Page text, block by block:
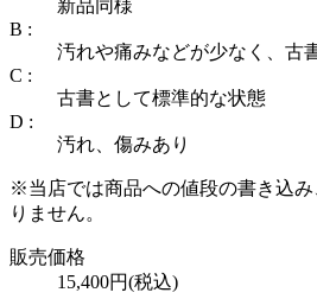
新品同様
B :
汚れや痛みなどが少なく、古
C :
古書として標準的な状態
D :
汚れ、傷みあり
※当店では商品への値段の書き込
りません。
販売価格
15,400円(税込)